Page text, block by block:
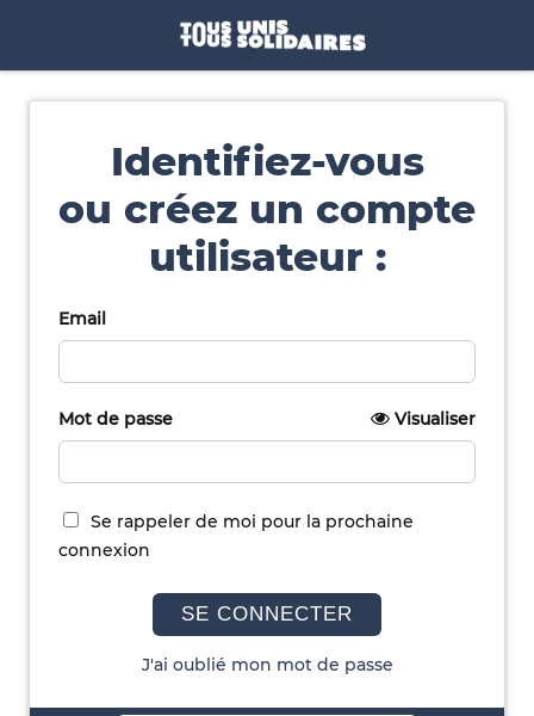
Identifiez-vous
ou créez un compte
utilisateur :
Email
Mot de passe Visualiser
Se rappeler de moi pour la prochaine
connexion
SE CONNECTER
J'ai oublié mon mot de passe